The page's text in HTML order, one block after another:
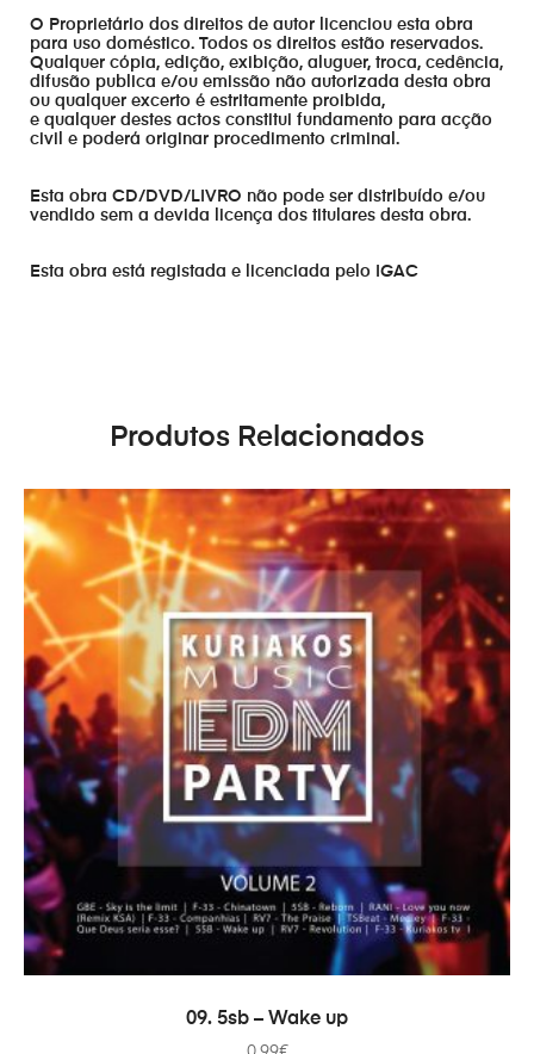
O Proprietário dos direitos de autor licenciou esta obra
para uso doméstico. Todos os direitos estão reservados.
Qualquer cópia, edição, exibição, aluguer, troca, cedência,
difusão publica e/ou emissão não autorizada desta obra
ou qualquer excerto é estritamente proibida,
e qualquer destes actos constitui fundamento para acção
civil e poderá originar procedimento criminal.
Esta obra CD/DVD/LIVRO não pode ser distribuído e/ou
vendido sem a devida licença dos titulares desta obra.
Esta obra está registada e licenciada pelo IGAC
Produtos Relacionados
ADICIONAR
09. 5sb – Wake up